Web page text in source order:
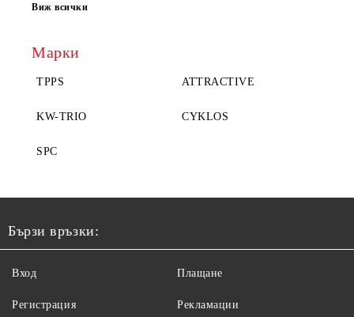
Виж всички
Марки
TPPS ATTRACTIVE
KW-TRIO CYKLOS
SPC
Бързи връзки:
Вход
Регистрация
Плащане
Рекламации